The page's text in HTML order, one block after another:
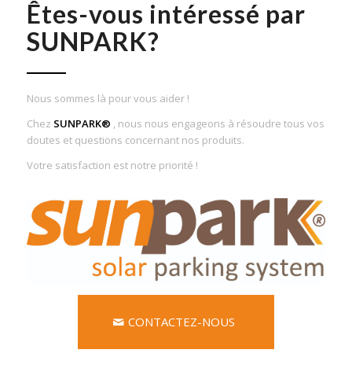
Êtes-vous intéressé par
SUNPARK?
Nous sommes là pour vous aider !
Chez SUNPARK® , nous nous engageons à résoudre tous vos
doutes et questions concernant nos produits.
Votre satisfaction est notre priorité !
CONTACTEZ-NOUS